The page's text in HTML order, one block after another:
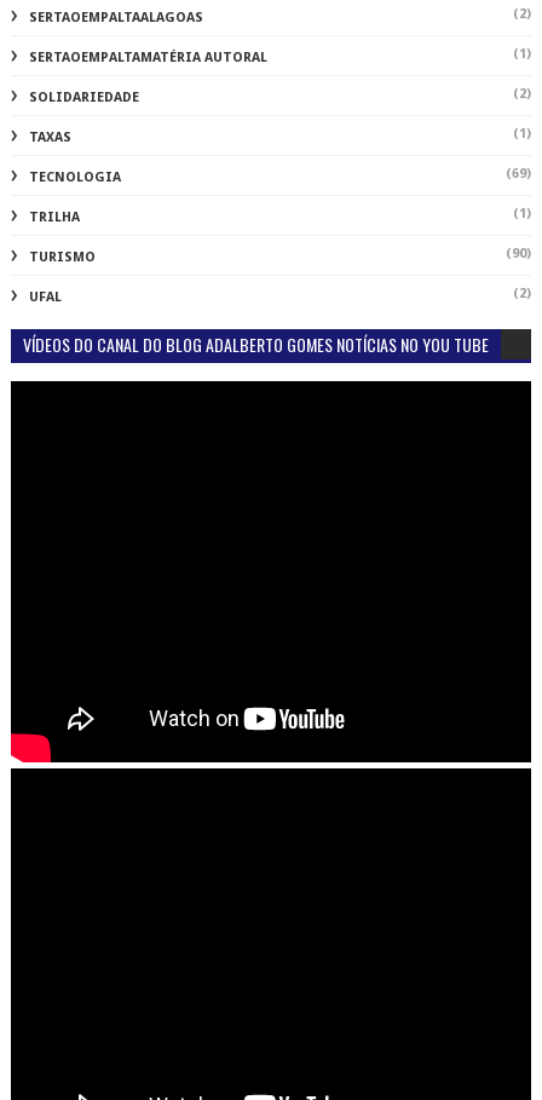
SERTAOEMPALTAALAGOAS (2)
SERTAOEMPALTAMATÉRIA AUTORAL (1)
SOLIDARIEDADE (2)
TAXAS (1)
TECNOLOGIA (69)
TRILHA (1)
TURISMO (90)
UFAL (2)
VÍDEOS DO CANAL DO BLOG ADALBERTO GOMES NOTÍCIAS NO YOU TUBE